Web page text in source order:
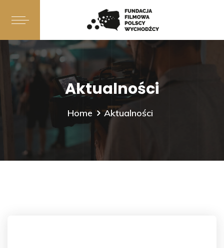
Aktualności
Home Aktualności